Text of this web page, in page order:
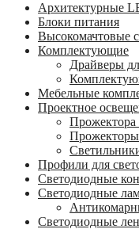
Архитектурные
Блоки питания
Высокомачтовые
Комплектующие
Драйверы
Мебельные
Проектное
Прожектора
Прожекторы
Профили для
Светодиодные
Светодиодные
Светодиодные